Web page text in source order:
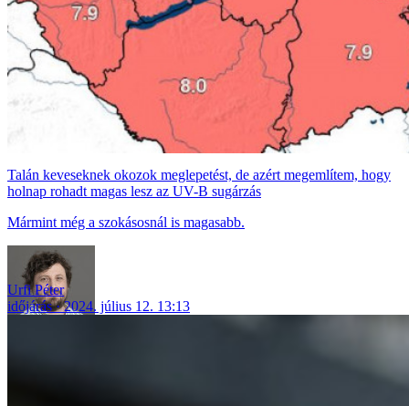
Talán keveseknek okozok meglepetést, de azért megemlítem, hogy
holnap rohadt magas lesz az UV-B sugárzás
Mármint még a szokásosnál is magasabb.
Urfi Péter
időjárás
2024. július 12. 13:13